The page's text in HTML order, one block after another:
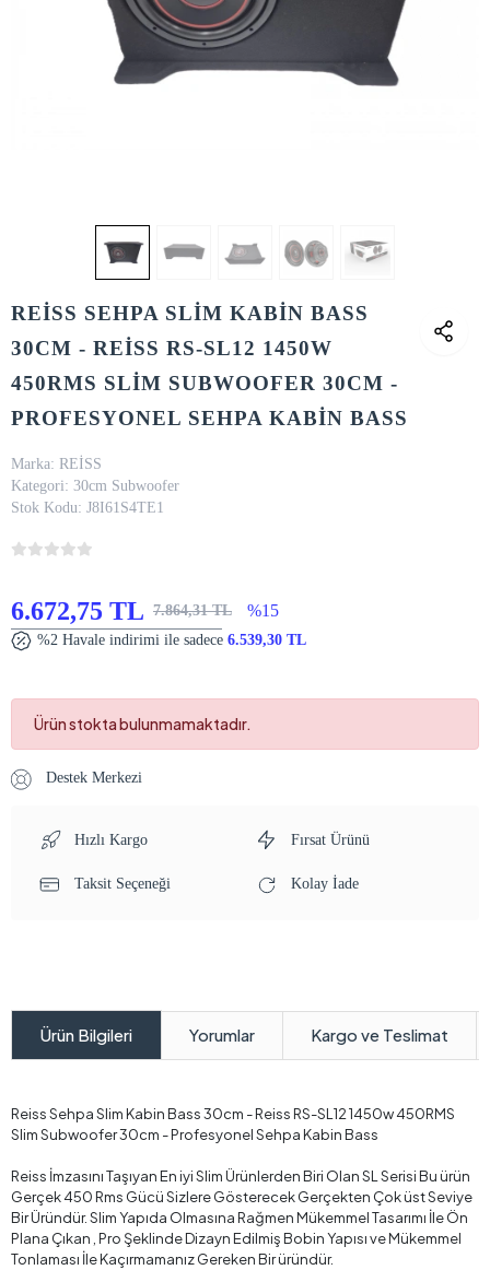
REİSS SEHPA SLİM KABİN BASS
30CM - REİSS RS-SL12 1450W
450RMS SLİM SUBWOOFER 30CM -
PROFESYONEL SEHPA KABİN BASS
Marka: REİSS
Kategori: 30cm Subwoofer
Stok Kodu: J8I61S4TE1
6.672,75 TL 7.864,31 TL %15
%2 Havale indirimi ile sadece 6.539,30 TL
Ürün stokta bulunmamaktadır.
Destek Merkezi
Hızlı Kargo Fırsat Ürünü
Taksit Seçeneği Kolay İade
Ürün Bilgileri Yorumlar Kargo ve Teslimat
Reiss Sehpa Slim Kabin Bass 30cm - Reiss RS-SL12 1450w 450RMS
Slim Subwoofer 30cm - Profesyonel Sehpa Kabin Bass
Reiss İmzasını Taşıyan En iyi Slim Ürünlerden Biri Olan SL Serisi Bu ürün
Gerçek 450 Rms Gücü Sizlere Gösterecek Gerçekten Çok üst Seviye
Bir Üründür. Slim Yapıda Olmasına Rağmen Mükemmel Tasarımı İle Ön
Plana Çıkan , Pro Şeklinde Dizayn Edilmiş Bobin Yapısı ve Mükemmel
Tonlaması İle Kaçırmamanız Gereken Bir üründür.